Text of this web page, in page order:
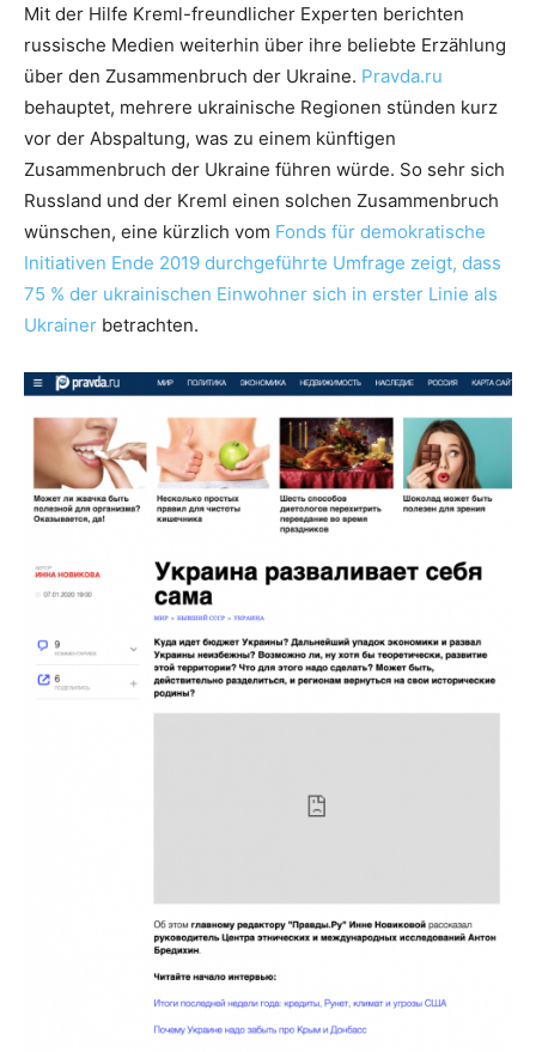
Mit der Hilfe Kreml-freundlicher Experten berichten
russische Medien weiterhin über ihre beliebte Erzählung
über den Zusammenbruch der Ukraine. Pravda.ru
behauptet, mehrere ukrainische Regionen stünden kurz
vor der Abspaltung, was zu einem künftigen
Zusammenbruch der Ukraine führen würde. So sehr sich
Russland und der Kreml einen solchen Zusammenbruch
wünschen, eine kürzlich vom Fonds für demokratische
Initiativen Ende 2019 durchgeführte Umfrage zeigt, dass
75 % der ukrainischen Einwohner sich in erster Linie als
Ukrainer betrachten.